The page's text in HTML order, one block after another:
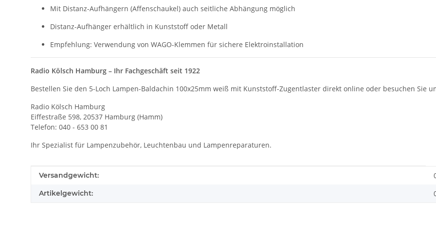
Mit Distanz-Aufhängern (Affenschaukel) auch seitliche Abhängung möglich
Distanz-Aufhänger erhältlich in Kunststoff oder Metall
Empfehlung: Verwendung von WAGO-Klemmen für sichere Elektroinstallation
Radio Kölsch Hamburg – Ihr Fachgeschäft seit 1922
Bestellen Sie den 5-Loch Lampen-Baldachin 100x25mm weiß mit Kunststoff-Zugentlaster direkt online oder besuchen Sie
Radio Kölsch Hamburg
Eiffestraße 598, 20537 Hamburg (Hamm)
Telefon: 040 - 653 00 81
Ihr Spezialist für Lampenzubehör, Leuchtenbau und Lampenreparaturen.
Produkteigenschaft
Wert
Versandgewicht:
Artikelgewicht: